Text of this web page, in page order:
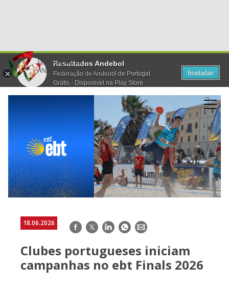
Resultados Andebol
Federação de Andebol de Portugal
Grátis - Disponivel na Play Store
Instalar
18.06.2026 Facebook
TwitterLinkedInWhatsApp
E-
Clubes portugueses iniciam
campanhas no ebt Finals 2026